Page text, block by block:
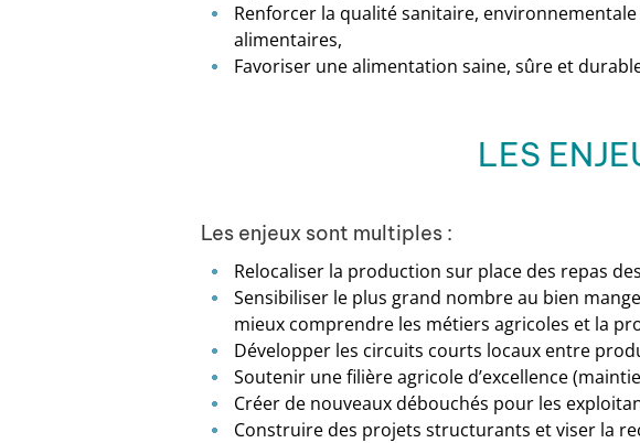
Renforcer la qualité sanitaire,
alimentaires,
Favoriser une alimentation saine, sûre et
LES
Les enjeux sont multiples :
Relocaliser la production sur place des repas
Sensibiliser le plus grand nombre au bien
mieux comprendre les métiers agricoles et la
Développer les circuits courts locaux entre
Soutenir une filière agricole d’excellence
Créer de nouveaux débouchés pour les
Construire des projets structurants et viser la